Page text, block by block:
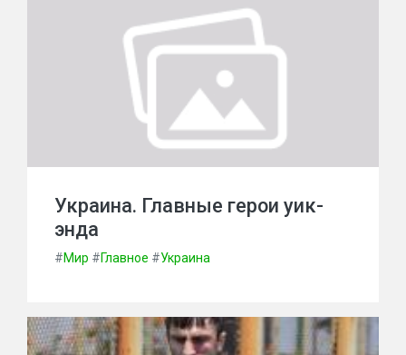
Украина. Главные герои уик-
энда
#Мир #Главное #Украина